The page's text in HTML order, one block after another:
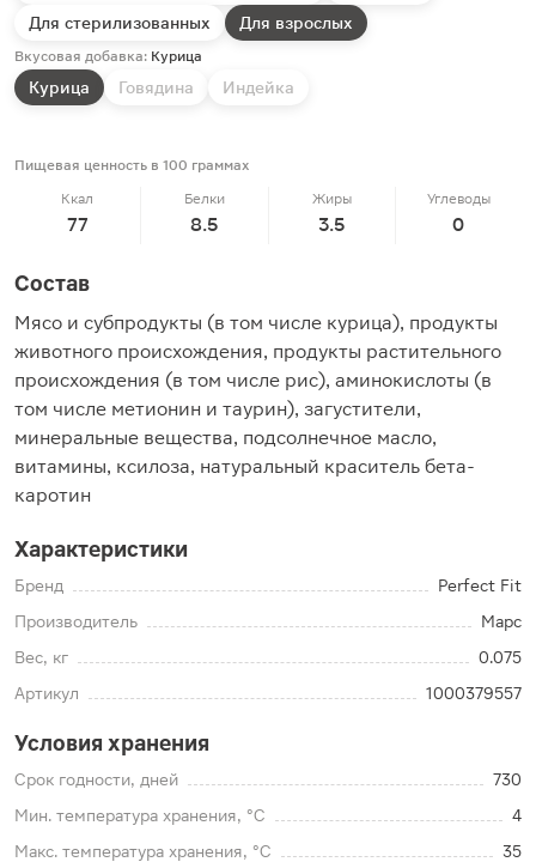
Для стерилизованных
Для взрослых
Вкусовая добавка: Курица
Курица Говядина Индейка
Пищевая ценность в 100 граммах
Ккал
77
Белки
8.5
Жиры
3.5
Углеводы
0
Состав
Мясо и субпродукты (в том числе курица), продукты
животного происхождения, продукты растительного
происхождения (в том числе рис), аминокислоты (в
том числе метионин и таурин), загустители,
минеральные вещества, подсолнечное масло,
витамины, ксилоза, натуральный краситель бета-
каротин
Характеристики
Бренд
Perfect Fit
Производитель
Марс
Вес, кг
0.075
Артикул
1000379557
Условия хранения
Срок годности, дней
730
Мин. температура хранения, °C
4
Макс. температура хранения, °C
35